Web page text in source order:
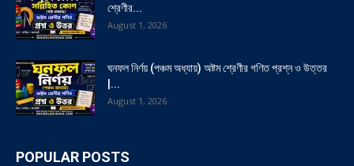
শ্রেণীর...
August 1, 2026
ঘনফল নির্ণয় (পঞ্চম অধ্যায়) অষ্টম শ্রেণীর গণিত প্রশ্ন ও উত্তর
|...
August 1, 2026
POPULAR POSTS